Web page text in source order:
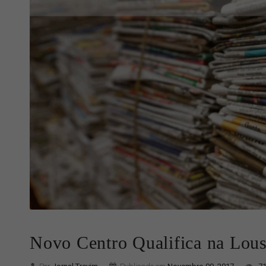
Novo Centro Qualifica na